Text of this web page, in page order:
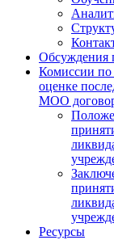
Обсуждения
Комиссии по
оценке
МОО
Ресурсы